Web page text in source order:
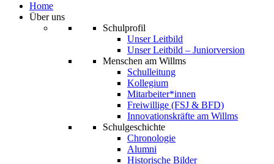
Home
Über uns
Schulprofil
Unser Leitbild
Unser Leitbild – Juniorversion
Menschen am Willms
Schulleitung
Kollegium
Mitarbeiter*innen
Freiwillige (FSJ & BFD)
Innovationskräfte am Willms
Schulgeschichte
Chronologie
Alumni
Historische Bilder